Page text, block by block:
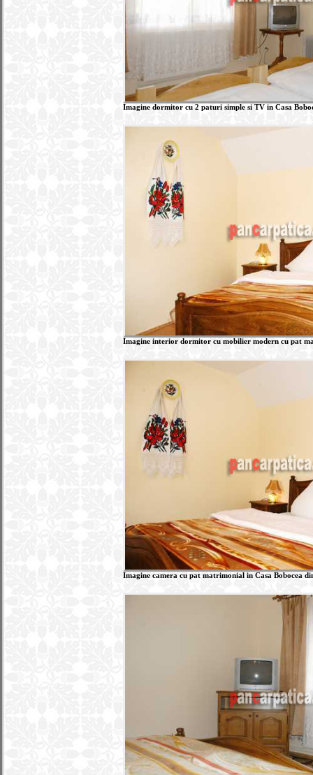
Imagine dormitor cu 2 paturi simple si TV in Casa
Imagine interior dormitor cu mobilier modern cu pat
Imagine camera cu pat matrimonial in Casa Bobocea